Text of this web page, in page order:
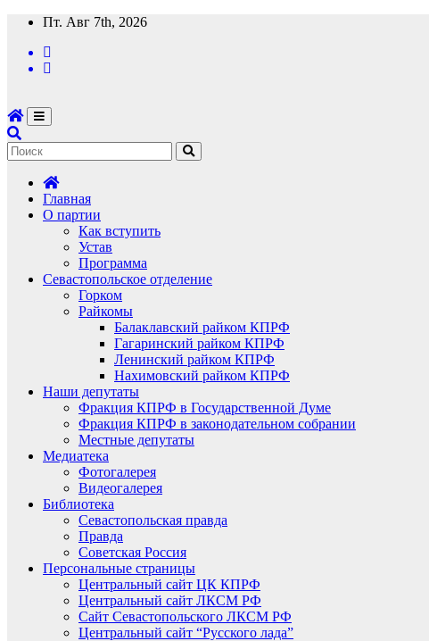
Перейти
содержимому
Пт. Авг 7th, 2026
Главная
О партии
Как вступить
Устав
Программа
Севастопольское отделение
Горком
Райкомы
Балаклавский райком КПРФ
Гагаринский райком КПРФ
Ленинский райком КПРФ
Нахимовский райком КПРФ
Наши депутаты
Фракция КПРФ в Государственной Думе
Фракция КПРФ в законодательном собрании
Местные депутаты
Медиатека
Фотогалерея
Видеогалерея
Библиотека
Севастопольская правда
Правда
Советская Россия
Персональные страницы
Центральный сайт ЦК КПРФ
Центральный сайт ЛКСМ РФ
Сайт Севастопольского ЛКСМ РФ
Центральный сайт “Русского лада”